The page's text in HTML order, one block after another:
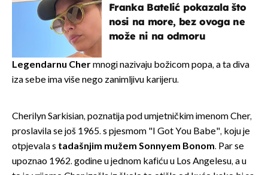
Franka Batelić pokazala što
nosi na more, bez ovoga ne
može ni na odmoru
Legendarnu Chermnogi nazivaju božicom popa, a ta diva
iza sebe ima više nego zanimljivu karijeru.
Cherilyn Sarkisian, poznatija pod umjetničkim imenom Cher,
proslavila se još 1965. s pjesmom "I Got You Babe", koju je
otpjevala s tadašnjim mužem Sonnyem Bonom. Par se
upoznao 1962. godine u jednom kafiću u Los Angelesu, a u